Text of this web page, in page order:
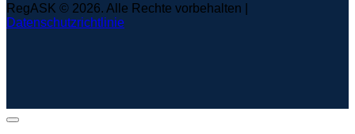
RegASK © 2026. Alle Rechte vorbehalten |
Datenschutzrichtlinie